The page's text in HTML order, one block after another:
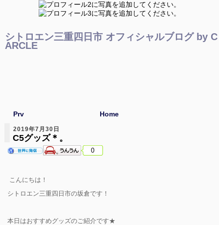
シトロエン三重四日市 オフィシャルブログ by C
ARCLE
Prv Home
2019年7月30日
C5グッズ＊。
0
こんにちは！
シトロエン三重四日市の坂倉です！
本日はおすすめグッズのご紹介です★